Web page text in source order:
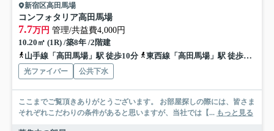
新宿区高田馬場
コンフォタリア高田馬場
7.7万円 管理/共益費4,000円
10.20㎡ (1R) /築8年 /2階建
山手線「高田馬場」駅 徒歩10分
東西線「高田馬場」駅 徒歩10分
光ファイバー 公共下水
ここまでご覧頂きありがとうございます。 お部屋探しの際には、皆さま
それぞれこだわりの条件があると思いますが、当社では【... もっと見る